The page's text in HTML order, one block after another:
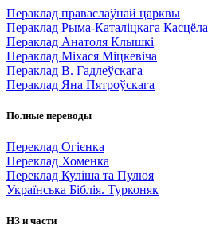
Пераклад праваслаўнай царквы
Пераклад Рыма-Каталіцкага Касцёла
Пераклад Анатоля Клышкi
Пераклад Міхася Міцкевіча
Пераклад В. Гадлеўскага
Пераклад Яна Пятроўскага
Полные переводы
Переклад Огієнка
Переклад Хоменка
Переклад Куліша та Пулюя
Українська Біблія. Турконяк
НЗ и части